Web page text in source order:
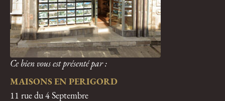
Ce bien vous est présenté par :
MAISONS EN PERIGORD
11 rue du 4 Septembre